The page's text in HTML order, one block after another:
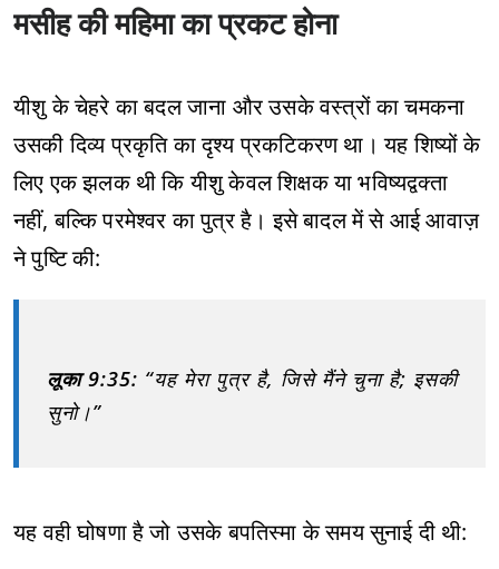
मसीह की महिमा का प्रकट होना
यीशु के चेहरे का बदल जाना और उसके वस्त्रों का चमकना
उसकी दिव्य प्रकृति का दृश्य प्रकटिकरण था। यह शिष्यों के
लिए एक झलक थी कि यीशु केवल शिक्षक या भविष्यद्वक्ता
नहीं, बल्कि परमेश्वर का पुत्र है। इसे बादल में से आई आवाज़
ने पुष्टि की:
लूका 9:35: “यह मेरा पुत्र है, जिसे मैंने चुना है; इसकी
सुनो।”
यह वही घोषणा है जो उसके बपतिस्मा के समय सुनाई दी थी: